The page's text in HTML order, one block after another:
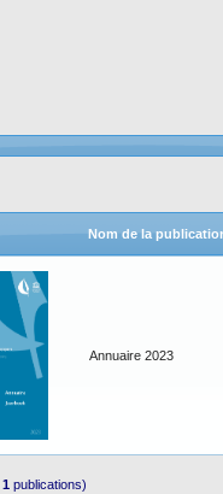
Nom de la
Annuaire 2023
1 publications)